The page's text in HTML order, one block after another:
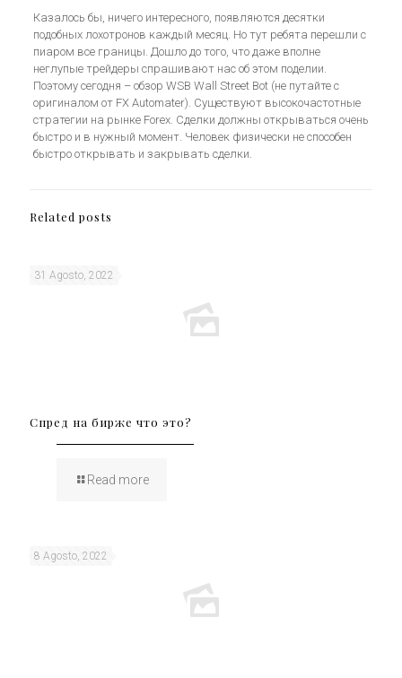
Казалось бы, ничего интересного, появляются десятки
подобных лохотронов каждый месяц. Но тут ребята перешли с
пиаром все границы. Дошло до того, что даже вполне
неглупые трейдеры спрашивают нас об этом поделии.
Поэтому сегодня – обзор WSB Wall Street Bot (не путайте с
оригиналом от FX Automater). Существуют высокочастотные
стратегии на рынке Forex. Сделки должны открываться очень
быстро и в нужный момент. Человек физически не способен
быстро открывать и закрывать сделки.
Related posts
31 Agosto, 2022
Спред на бирже что это?
Read more
8 Agosto, 2022